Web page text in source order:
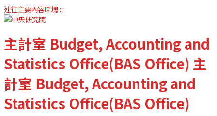
連往主要內容區塊:::
主計室 Budget, Accounting and
Statistics Office(BAS Office) 主
計室 Budget, Accounting and
Statistics Office(BAS Office)